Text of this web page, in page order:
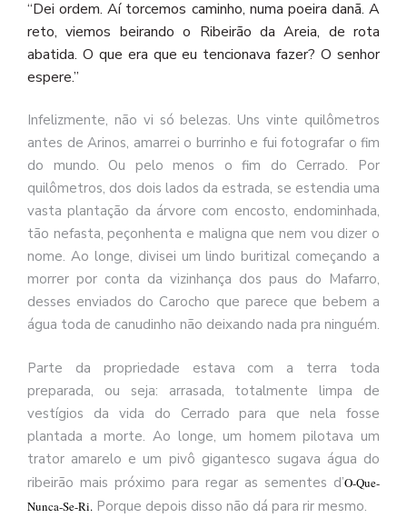
“Deiordem.Aí torcemos caminho, numa poeira danã. A
reto,viemos beirando o Ribeirão da Areia, de rota
abatida. O que era que eu tencionava fazer? O senhor
espere.”
Infelizmente, não vi só belezas. Uns vinte quilômetros
antes de Arinos, amarrei o burrinho e fui fotografar o fim
do mundo. Ou pelo menos o fim do Cerrado. Por
quilômetros, dos dois lados da estrada, se estendia uma
vasta plantação da árvore com encosto, endominhada,
tão nefasta, peçonhenta e maligna que nem vou dizer o
nome. Ao longe, divisei um lindo buritizal começando a
morrer por conta da vizinhança dos paus do Mafarro,
desses enviados do Carocho que parece que bebem a
água toda de canudinho não deixando nada pra ninguém.
Parte da propriedade estava com a terra toda
preparada, ou seja: arrasada, totalmente limpa de
vestígios da vida do Cerrado para que nela fosse
plantada a morte. Ao longe, um homem pilotava um
trator amarelo e um pivô gigantesco sugava água do
ribeirão mais próximo para regar as sementes d’O-Que-
Nunca-Se-Ri. Porque depois disso não dá para rir mesmo.